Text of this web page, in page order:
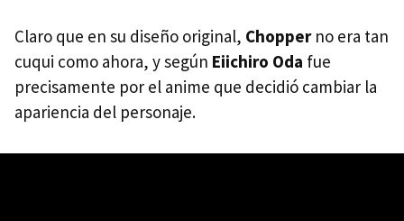
Claro que en su diseño original, Chopperno era tan
cuqui como ahora, y según Eiichiro Oda fue
precisamente por el anime que decidió cambiar la
apariencia del personaje.